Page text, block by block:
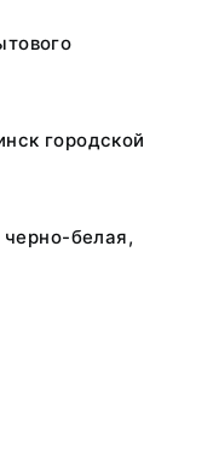
городской
черно-белая,